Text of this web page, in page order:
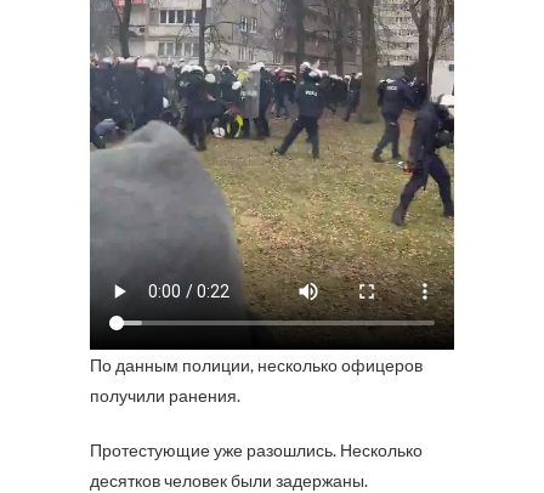
По данным полиции, несколько офицеров
получили ранения.
Протестующие уже разошлись. Несколько
десятков человек были задержаны.